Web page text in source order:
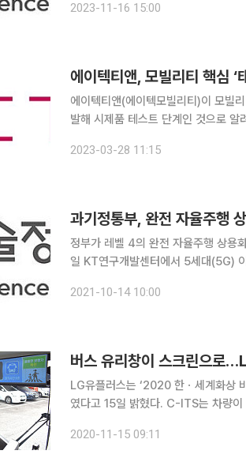
교통체계(C-ITS, Cooperative-
2023-11-16 15:00
에이텍티앤, 모빌리티 핵심
에이텍티앤(에이텍모빌리티)이 모빌
발해 시제품 테스트 단계인 것으로
2023-03-28 11:15
과기정통부, 완전 자율주행
정부가 레벨 4의 완전 자율주행 상용화를 위한 기
일 KT연구개발센터에서 5세대(5G)
(C-ITS) 서비스를 위한 5G V2X 기
2021-10-14 10:00
버스 유리창이 스크린으로
LG유플러스는 ‘2020 한ㆍ세계화상
였다고 15일 밝혔다. C-ITS는 차량
트 수소 버스를 연계해 운전자와 탑승
2020-11-15 09:11